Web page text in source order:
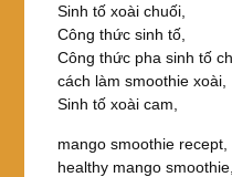
Sinh tố xoài chuối,
Công thức sinh tố,
Công thức pha sinh tố
cách làm smoothie xoài,
Sinh tố xoài cam,
mango smoothie recept,
healthy mango smoothie,